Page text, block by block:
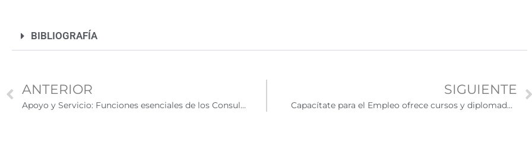
BIBLIOGRAFÍA
ANTERIOR
Apoyo y Servicio: Funciones esenciales de los Consulados de México en Estados Unidos
SIGUIENTE
Capacítate para el Empleo ofrece cursos y diplomados gratuitos de manera gratuita